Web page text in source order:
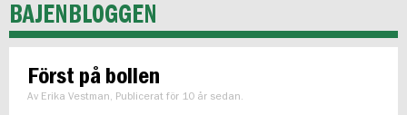
BAJENBLOGGEN
Först på bollen
Av Erika Vestman, Publicerat för 10 år sedan.